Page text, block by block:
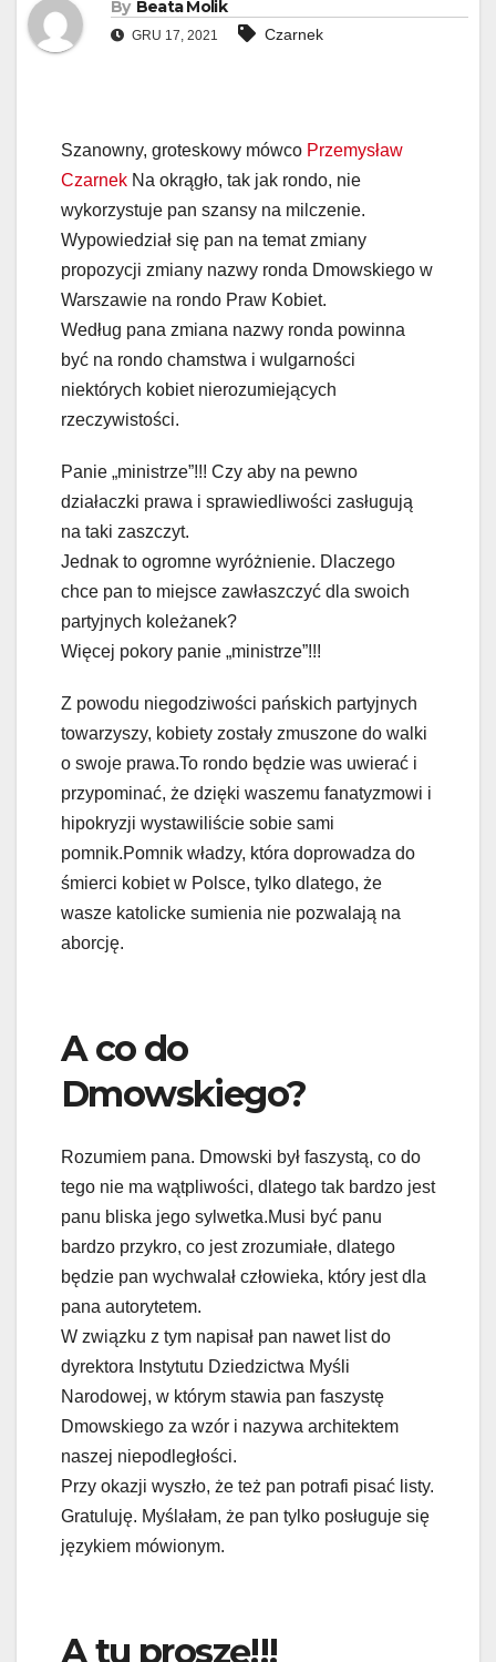
By Beata Molik
GRU 17, 2021 Czarnek
Szanowny, groteskowy mówco Przemysław
Czarnek Na okrągło, tak jak rondo, nie
wykorzystuje pan szansy na milczenie.
Wypowiedział się pan na temat zmiany
propozycji zmiany nazwy ronda Dmowskiego w
Warszawie na rondo Praw Kobiet.
Według pana zmiana nazwy ronda powinna
być na rondo chamstwa i wulgarności
niektórych kobiet nierozumiejących
rzeczywistości.
Panie „ministrze”!!! Czy aby na pewno
działaczki prawa i sprawiedliwości zasługują
na taki zaszczyt.
Jednak to ogromne wyróżnienie. Dlaczego
chce pan to miejsce zawłaszczyć dla swoich
partyjnych koleżanek?
Więcej pokory panie „ministrze”!!!
Z powodu niegodziwości pańskich partyjnych
towarzyszy, kobiety zostały zmuszone do walki
o swoje prawa.To rondo będzie was uwierać i
przypominać, że dzięki waszemu fanatyzmowi i
hipokryzji wystawiliście sobie sami
pomnik.Pomnik władzy, która doprowadza do
śmierci kobiet w Polsce, tylko dlatego, że
wasze katolicke sumienia nie pozwalają na
aborcję.
A co do
Dmowskiego?
Rozumiem pana. Dmowski był faszystą, co do
tego nie ma wątpliwości, dlatego tak bardzo jest
panu bliska jego sylwetka.Musi być panu
bardzo przykro, co jest zrozumiałe, dlatego
będzie pan wychwalał człowieka, który jest dla
pana autorytetem.
W związku z tym napisał pan nawet list do
dyrektora Instytutu Dziedzictwa Myśli
Narodowej, w którym stawia pan faszystę
Dmowskiego za wzór i nazywa architektem
naszej niepodległości.
Przy okazji wyszło, że też pan potrafi pisać listy.
Gratuluję. Myślałam, że pan tylko posługuje się
językiem mówionym.
A tu proszę!!!